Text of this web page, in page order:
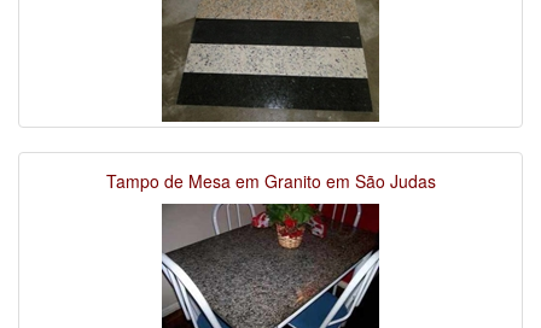
Tampo de Mesa em Granito em São Judas